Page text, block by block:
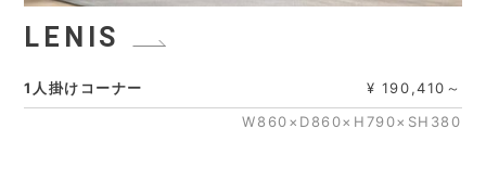
LENIS
1人掛けコーナー
¥ 190,410～
W860×D860×H790×SH380